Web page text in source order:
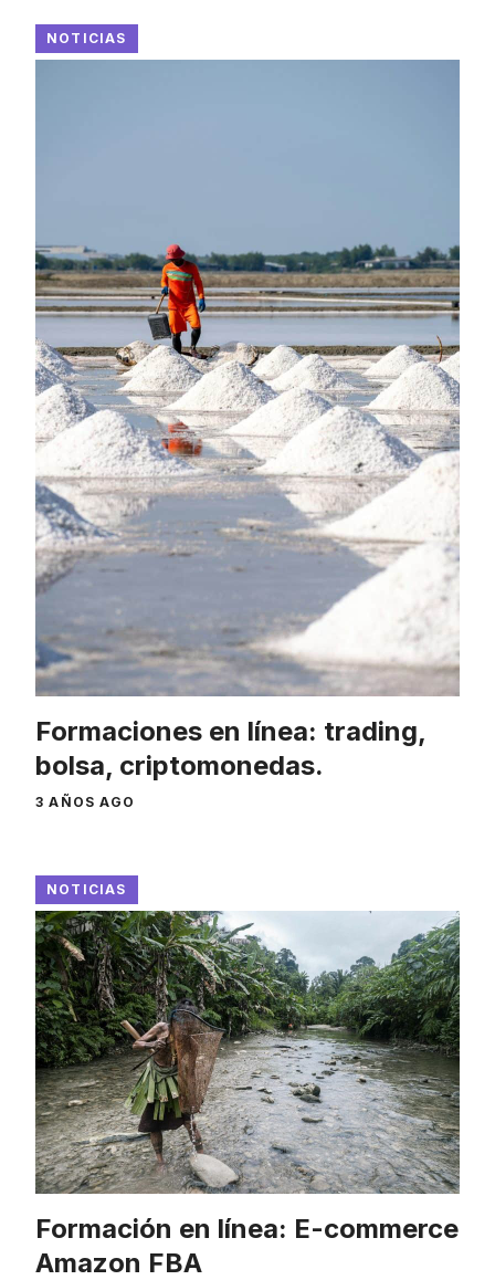
NOTICIAS
Formaciones en línea: trading,
bolsa, criptomonedas.
3 AÑOS AGO
NOTICIAS
Formación en línea: E-commerce
Amazon FBA